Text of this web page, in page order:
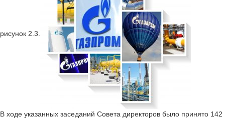
рисунок 2.3.
В ходе указанных заседаний Совета директоров было принято 142